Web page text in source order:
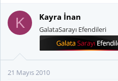
K Kayra İnan
GalataSarayı Efendileri
21 Mayıs 2010